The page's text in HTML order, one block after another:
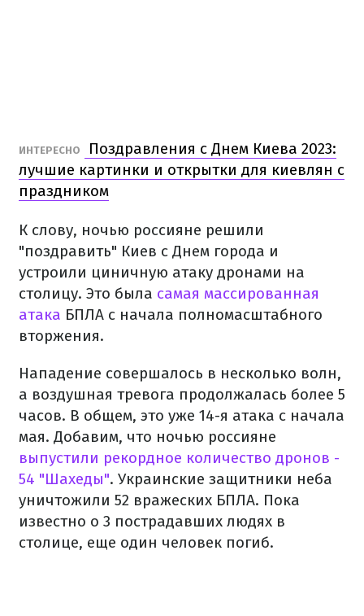
ИНТЕРЕСНО
Поздравления с Днем Киева 2023:
лучшие картинки и открытки для киевлян с
праздником
К слову, ночью россияне решили
"поздравить" Киев с Днем города и
устроили циничную атаку дронами на
столицу. Это была самая массированная
атака БПЛА с начала полномасштабного
вторжения.
Нападение совершалось в несколько волн,
а воздушная тревога продолжалась более 5
часов. В общем, это уже 14-я атака с начала
мая. Добавим, что ночью россияне
выпустили рекордное количество дронов -
54 "Шахеды". Украинские защитники неба
уничтожили 52 вражеских БПЛА. Пока
известно о 3 пострадавших людях в
столице, еще один человек погиб.